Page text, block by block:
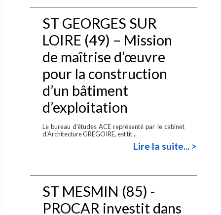
ST GEORGES SUR
LOIRE (49) – Mission
de maîtrise d’œuvre
pour la construction
d’un bâtiment
d’exploitation
Le bureau d'études ACE représenté par le cabinet
d'Architecture GREGOIRE, est tit...
Lire la suite... >
ST MESMIN (85) -
PROCAR investit dans